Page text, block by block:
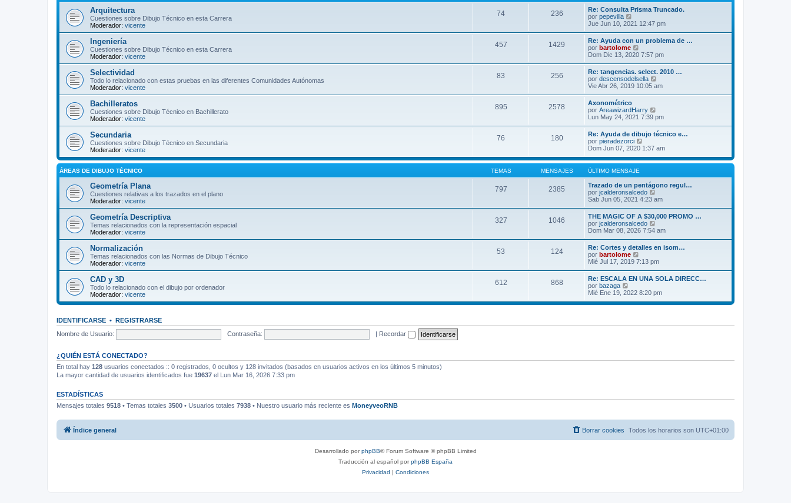
e
n
a
j
e
i
m
o
m
e
n
a
j
e
Arquitectura
Cuestiones sobre Dibujo Técnico en esta Carrera
Moderador: vicente
74 236
Re: Consulta Prisma Truncado.
por pepevilla
e
l
t
i
m
o
m
e
n
a
j
e
Jue Jun 10, 2021 12:47 pm
Ingeniería
Cuestiones sobre Dibujo Técnico en esta Carrera
Moderador: vicente
457 1429
Re: Ayuda con un problema de …
por bartolome
e
l
t
i
m
m
e
n
s
a
j
e
Dom Dic 13, 2020 7:57 pm
Selectividad
Todo lo relacionado con estas pruebas en las diferentes Comunidades Autónomas
Moderador: vicente
83 256
Re: tangencias. select. 2010 …
por descensodelsella
e
i
m
o
e
n
s
j
e
Vie Abr 26, 2019 10:05 am
Bachilleratos
Cuestiones sobre Dibujo Técnico en Bachillerato
Moderador: vicente
895 2578
Axonométrico
por AreawizardHarry
e
ú
l
i
m
o
e
n
a
j
e
Lun May 24, 2021 7:39 pm
Secundaria
Cuestiones sobre Dibujo Técnico en Secundaria
Moderador: vicente
76 180
Re: Ayuda de dibujo técnico e…
por pieradezorci
e
ú
i
m
o
m
e
n
s
a
j
e
Dom Jun 07, 2020 1:37 am
ÁREAS DE DIBUJO TÉCNICO TEMAS MENSAJES ÚLTIMO MENSAJE
Geometría Plana
Cuestiones relativas a los trazados en el plano
Moderador: vicente
797 2385
Trazado de un pentágono regul…
por jcalderonsalcedo
e
ú
l
i
m
o
e
n
s
a
j
e
Sab Jun 05, 2021 4:23 am
Geometría Descriptiva
Temas relacionados con la representación espacial
Moderador: vicente
327 1046
THE MAGIC OF A $30,000 PROMO …
por jcalderonsalcedo
e
l
i
m
o
e
n
s
Dom Mar 08, 2026 7:54 am
Normalización
Temas relacionados con las Normas de Dibujo Técnico
Moderador: vicente
53 124
Re: Cortes y detalles en isom…
por bartolome
e
ú
l
t
i
m
e
e
Mié Jul 17, 2019 7:13 pm
CAD y 3D
Todo lo relacionado con el dibujo por ordenador
Moderador: vicente
612 868
Re: ESCALA EN UNA SOLA DIRECC…
por bazaga
e
ú
i
n
Mié Ene 19, 2022 8:20 pm
IDENTIFICARSE • REGISTRARSE
Nombre de Usuario:
Contraseña: | Recordar
¿QUIÉN ESTÁ CONECTADO?
En total hay 128 usuarios conectados :: 0 registrados, 0 ocultos y 128 invitados (basados en usuarios activos en los últimos 5 minutos)
La mayor cantidad de usuarios identificados fue 19637 el Lun Mar 16, 2026 7:33 pm
ESTADÍSTICAS
Mensajes totales 9518 • Temas totales 3500 • Usuarios totales 7938 • Nuestro usuario más reciente es MoneyveoRNB
Índice general Todos los horarios son UTC+01:00
Borrar cookies
Desarrollado porphpBB® Forum Software © phpBB Limited
Traducción al español porphpBB España
Privacidad | Condiciones